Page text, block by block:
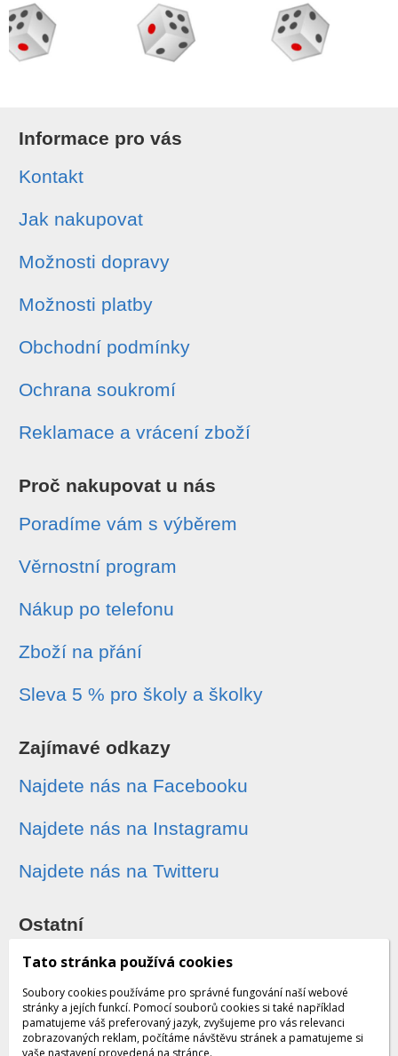
Informace pro vás
Kontakt
Jak nakupovat
Možnosti dopravy
Možnosti platby
Obchodní podmínky
Ochrana soukromí
Reklamace a vrácení zboží
Proč nakupovat u nás
Poradíme vám s výběrem
Věrnostní program
Nákup po telefonu
Zboží na přání
Sleva 5 % pro školy a školky
Zajímavé odkazy
Najdete nás na Facebooku
Najdete nás na Instagramu
Najdete nás na Twitteru
Ostatní
Sledování zásilek
Dárkové poukazy
Obchodní podmínky - archiv
Tato stránka používá cookies
Soubory cookies používáme pro správné fungování naší webové
stránky a jejích funkcí. Pomocí souborů cookies si také například
pamatujeme váš preferovaný jazyk, zvyšujeme pro vás relevanci
zobrazovaných reklam, počítáme návštěvu stránek a pamatujeme si
vaše nastavení provedená na stránce.